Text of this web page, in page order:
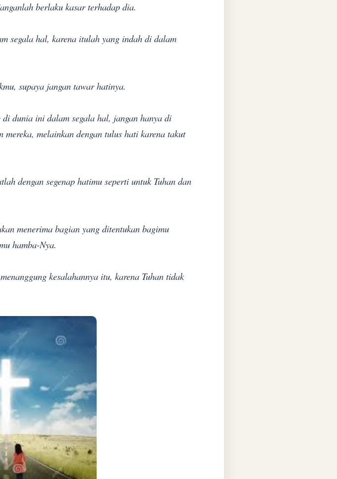
berlaku kasar terhadap dia.
segala hal, karena itulah yang indah di dalam
supaya jangan tawar hatinya.
dunia ini dalam segala hal, jangan hanya di
mereka, melainkan dengan tulus hati karena takut
dengan segenap hatimu seperti untuk Tuhan dan
menerima bagian yang ditentukan bagimu
hamba-Nya.
kesalahannya itu, karena Tuhan tidak